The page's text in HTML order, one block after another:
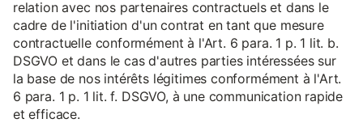
relation avec nos partenaires contractuels et dans le
cadre de l'initiation d'un contrat en tant que mesure
contractuelle conformément à l'Art. 6 para. 1 p. 1 lit. b.
DSGVO et dans le cas d'autres parties intéressées sur
la base de nos intérêts légitimes conformément à l'Art.
6 para. 1 p. 1 lit. f. DSGVO, à une communication rapide
et efficace.